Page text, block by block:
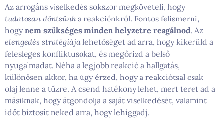
Az arrogáns viselkedés sokszor megköveteli, hogy
tudatosan döntsünk a reakciónkról. Fontos felismerni,
hogynem szükséges minden helyzetre reagálnod. Az
elengedés stratégiája lehetőséget ad arra, hogy kikerüld a
felesleges konfliktusokat, és megőrizd a belső
nyugalmadat. Néha a legjobb reakció a hallgatás,
különösen akkor, ha úgy érzed, hogy a reakciótsal csak
olaj lenne a tűzre. A csend hatékony lehet, mert teret ad a
másiknak, hogy átgondolja a saját viselkedését, valamint
időt biztosít neked arra, hogy lehiggadj.